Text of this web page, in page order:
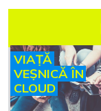
VIAȚĂ
VEȘNICĂ ÎN
CLOUD